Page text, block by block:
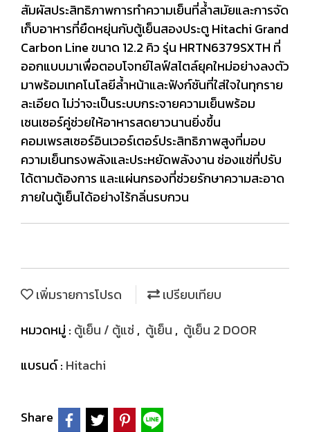
สัมผัสประสิทธิภาพการทำความเย็นที่ล้ำสมัยและการจัด
เก็บอาหารที่ยืดหยุ่นกับตู้เย็นสองประตู Hitachi Grand
Carbon Line ขนาด 12.2 คิว รุ่น HRTN6379SXTH ที่
ออกแบบมาเพื่อตอบโจทย์ไลฟ์สไตล์ยุคใหม่อย่างลงตัว
มาพร้อมเทคโนโลยีล้ำหน้าและฟังก์ชันที่ใส่ใจในทุกราย
ละเอียด ไม่ว่าจะเป็นระบบกระจายความเย็นพร้อม
เซนเซอร์คู่ช่วยให้อาหารสดยาวนานยิ่งขึ้น
คอมเพรสเซอร์อินเวอร์เตอร์ประสิทธิภาพสูงที่มอบ
ความเย็นทรงพลังและประหยัดพลังงาน ช่องแช่ที่ปรับ
ได้ตามต้องการ และแผ่นกรองที่ช่วยรักษาความสะอาด
ภายในตู้เย็นได้อย่างไร้กลิ่นรบกวน
เพิ่มรายการโปรด
เปรียบเทียบ
หมวดหมู่ : ตู้เย็น / ตู้แช่ , ตู้เย็น , ตู้เย็น 2 DOOR
แบรนด์ : Hitachi
Share